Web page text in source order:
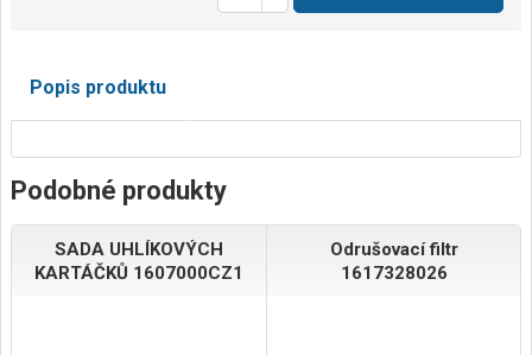
Popis produktu
Podobné produkty
SADA UHLÍKOVÝCH
KARTÁČKŮ 1607000CZ1
Odrušovací filtr
1617328026